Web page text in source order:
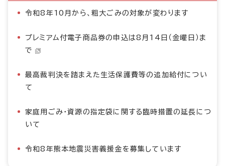
令和8年10月から、粗大ごみの対象が変わります
プレミアム付電子商品券の申込は8月14日（金曜日）ま
で
最高裁判決を踏まえた生活保護費等の追加給付につい
て
家庭用ごみ・資源の指定袋に関する臨時措置の延長につ
いて
令和8年熊本地震災害義援金を募集しています